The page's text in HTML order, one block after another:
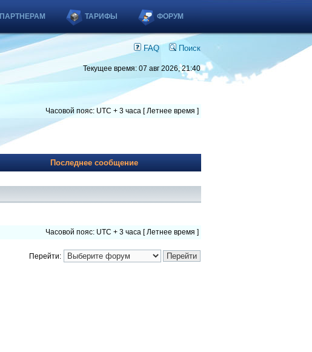
ПАРТНЕРАМ ТАРИФЫ ФОРУМ
FAQ Поиск
Текущее время: 07 авг 2026, 21:40
Часовой пояс: UTC + 3 часа [ Летнее время ]
Последнее сообщение
Часовой пояс: UTC + 3 часа [ Летнее время ]
Перейти: